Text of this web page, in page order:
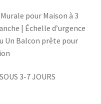
pour Maison à 3
| Échelle d’urgence
Un Balcon prête pour
3-7 JOURS